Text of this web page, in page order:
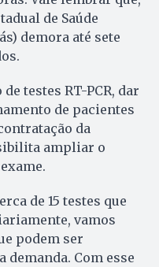
de Saúde
demora até sete
testes RT-PCR, dar
de pacientes
da
ampliar o
de 15 testes que
vamos
podem ser
demanda. Com esse